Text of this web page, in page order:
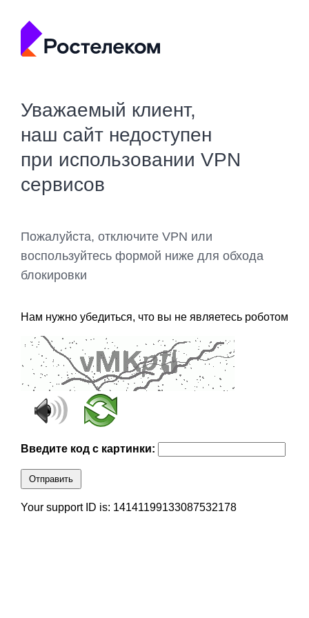
Уважаемый клиент,
наш сайт недоступен
при использовании VPN
сервисов
Пожалуйста, отключите VPN или
воспользуйтесь формой ниже для обхода
блокировки
Нам нужно убедиться, что вы не являетесь роботом
Введите код с картинки:
Отправить
Your support ID is: 14141199133087532178